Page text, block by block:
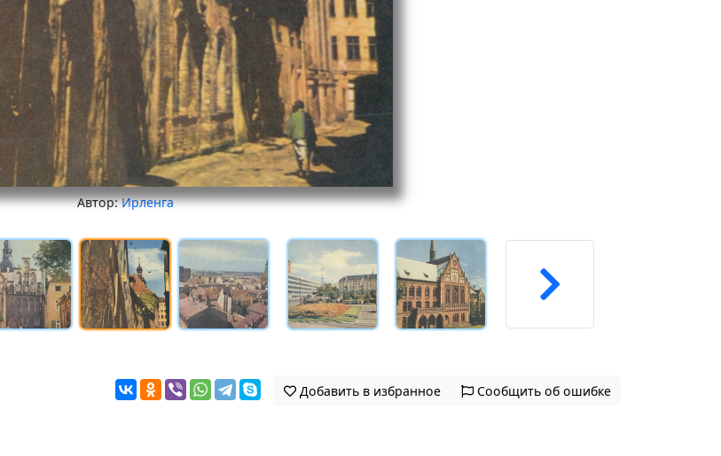
Автор:Ирленга
Добавить в избранное Сообщить об ошибке